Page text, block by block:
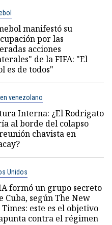
manifestó su
por las
acciones
de la FIFA: "El
es de todos"
venezolano
Interna: ¿El Rodrigato
al borde del colapso
chavista en
Unidos
formó un grupo secreto
Cuba, según The New
este es el objetivo
contra el régimen